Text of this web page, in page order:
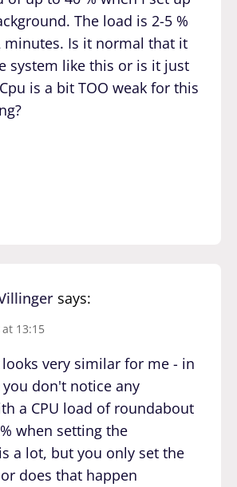
The load is 2-5 %
minutes. Is it normal that it
system like this or is it just
is a bit TOO weak for this
says:
13:15
very similar for me - in
don't notice any
a CPU load of roundabout
when setting the
a lot, but you only set the
does that happen